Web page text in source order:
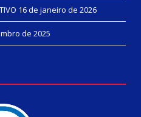
16 de janeiro de 2026
de 2025